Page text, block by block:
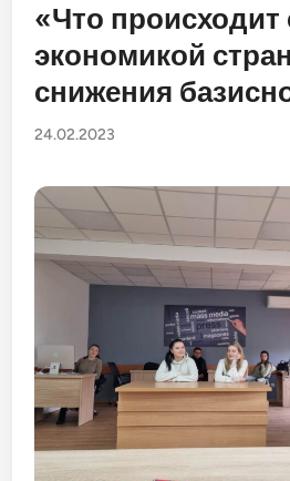
«Что происходит
экономикой
снижения
24.02.2023